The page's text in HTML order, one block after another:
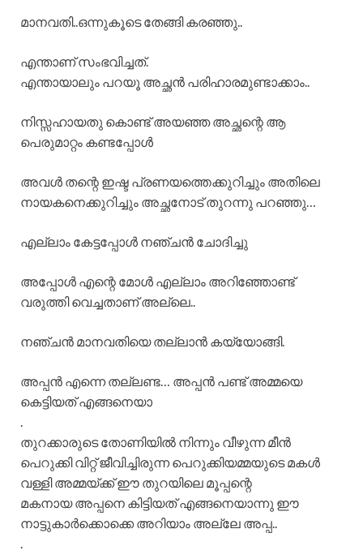
മാനവതി..ഒന്നുകൂടെ തേങ്ങി കരഞ്ഞു..
എന്താണ് സംഭവിച്ചത്.
എന്തായാലും പറയൂ അച്ഛൻ പരിഹാരമുണ്ടാക്കാം..
നിസ്സഹായതു കൊണ്ട് അയഞ്ഞ അച്ഛന്റെ ആ
പെരുമാറ്റം കണ്ടപ്പോൾ
അവൾ തന്റെ ഇഷ്ട പ്രണയത്തെക്കുറിച്ചും അതിലെ
നായകനെക്കുറിച്ചും അച്ഛനോട് തുറന്നു പറഞ്ഞു…
എല്ലാം കേട്ടപ്പോൾ നഞ്ചന്‍ ചോദിച്ചു
അപ്പോൾ എന്റെ മോൾ എല്ലാം അറിഞ്ഞോണ്ട്
വരുത്തി വെച്ചതാണ് അല്ലെ..
നഞ്ചൻ മാനവതിയെ തല്ലാൻ കയ്യോങ്ങി.
അപ്പൻ എന്നെ തല്ലണ്ട… അപ്പൻ പണ്ട് അമ്മയെ
കെട്ടിയത് എങ്ങനെയാ
.
തുറക്കാരുടെ തോണിയിൽ നിന്നും വീഴുന്ന മീൻ
പെറുക്കി വിറ്റ് ജീവിച്ചിരുന്ന പെറുക്കിയമ്മയുടെ മകൾ
വള്ളി അമ്മയ്ക്ക് ഈ തുറയിലെ മൂപ്പന്റെ
മകനായ അപ്പനെ കിട്ടിയത് എങ്ങനെയാന്നു ഈ
നാട്ടുകാർക്കൊക്കെ അറിയാം അല്ലേ അപ്പ..
.